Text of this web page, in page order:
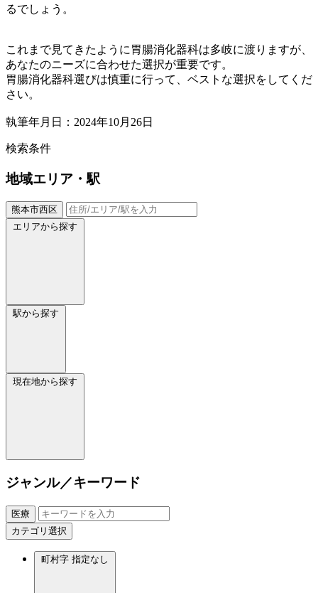
るでしょう。
これまで見てきたように胃腸消化器科は多岐に渡りますが、
あなたのニーズに合わせた選択が重要です。
胃腸消化器科選びは慎重に行って、ベストな選択をしてくだ
さい。
執筆年月日：2024年10月26日
検索条件
地域エリア・駅
熊本市西区
エリアから探す
駅から探す
現在地から探す
ジャンル／キーワード
医療
カテゴリ選択
町村字 指定なし